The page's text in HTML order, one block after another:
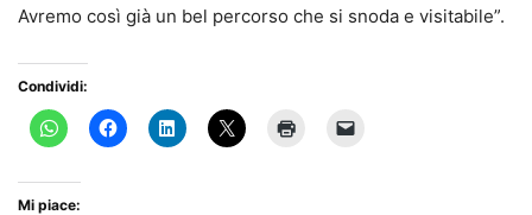
Avremo così già un bel percorso che si snoda e visitabile”.
Condividi:
Mi piace: